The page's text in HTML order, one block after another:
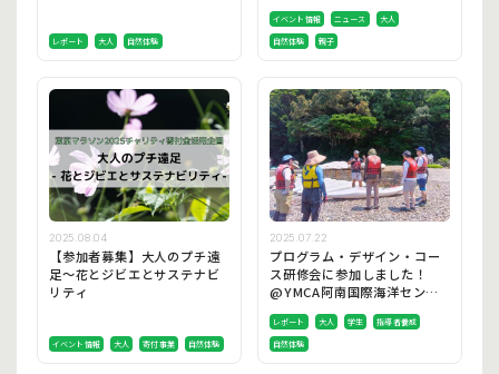
レポート 大人 自然体験
イベント情報 ニュース
大人
自然体験
親子
2025.08.04
【参加者募集】大人のプチ遠
足～花とジビエとサステナビ
リティ
イベント情報 大人 寄付事業 自然体験
2025.07.22
プログラム・デザイン・コー
ス研修会に参加しました！
@YMCA阿南国際海洋センタ
レポート 大人 学生
指導者養成
自然体験